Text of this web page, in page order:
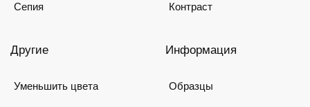
Сепия Контраст
Другие
Уменьшить цвета
Информация
Образцы